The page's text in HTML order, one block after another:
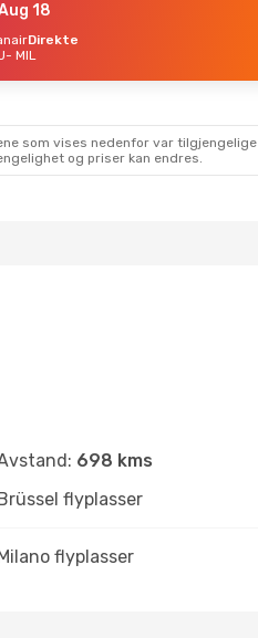
31
18
Direkte
- MIL
som vises nedenfor var
og priser kan endres.
698 kms
flyplasser
flyplasser